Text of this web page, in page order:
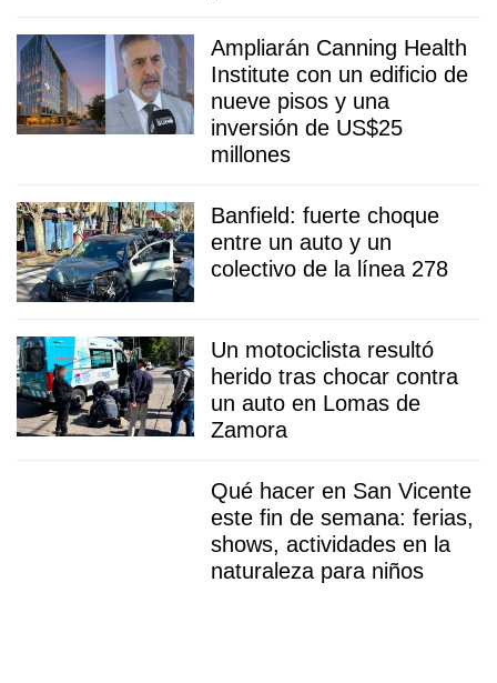
Ampliarán Canning Health
Institute con un edificio de
nueve pisos y una
inversión de US$25
millones
Banfield: fuerte choque
entre un auto y un
colectivo de la línea 278
Un motociclista resultó
herido tras chocar contra
un auto en Lomas de
Zamora
Qué hacer en San Vicente
este fin de semana: ferias,
shows, actividades en la
naturaleza para niños